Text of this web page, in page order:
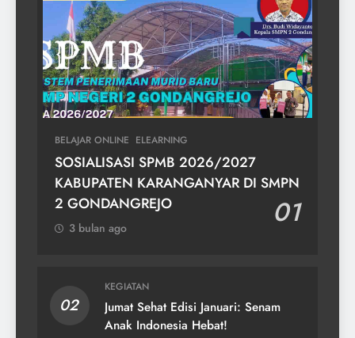
BELAJAR ONLINE ELEARNING
SOSIALISASI SPMB 2026/2027
KABUPATEN KARANGANYAR DI SMPN
2 GONDANGREJO
01
3 bulan ago
02
KEGIATAN
Jumat Sehat Edisi Januari: Senam
Anak Indonesia Hebat!